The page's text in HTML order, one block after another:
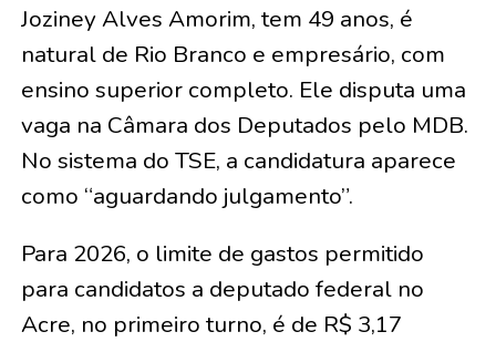
Joziney Alves Amorim, tem 49 anos, é
natural de Rio Branco e empresário, com
ensino superior completo. Ele disputa uma
vaga na Câmara dos Deputados pelo MDB.
No sistema do TSE, a candidatura aparece
como “aguardando julgamento”.
Para 2026, o limite de gastos permitido
para candidatos a deputado federal no
Acre, no primeiro turno, é de R$ 3,17